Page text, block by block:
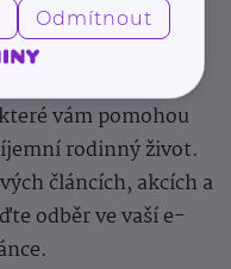
na každý den,
Takový je
Přihlaste se k jeho
vám pomohou
rodinný život.
článcích, akcích a
odběr ve vaší e-
Odmítnout